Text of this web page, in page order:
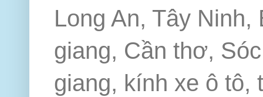
Long An, Tây
giang, Cần thơ,
giang, kính xe ô tô,